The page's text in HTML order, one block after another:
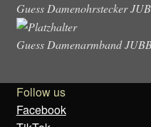
Guess Damenohrstecker
Guess Damenarmband
Follow us
Facebook